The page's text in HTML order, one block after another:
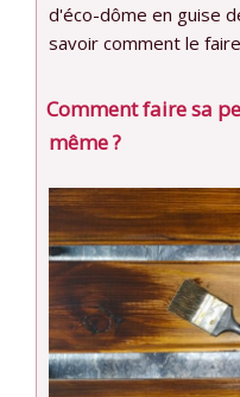
d'éco-dôme en guise
savoir comment le
Comment faire sa
même ?